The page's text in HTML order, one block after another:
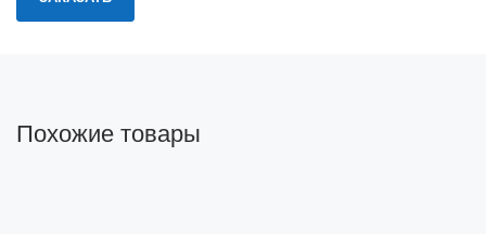
Похожие товары